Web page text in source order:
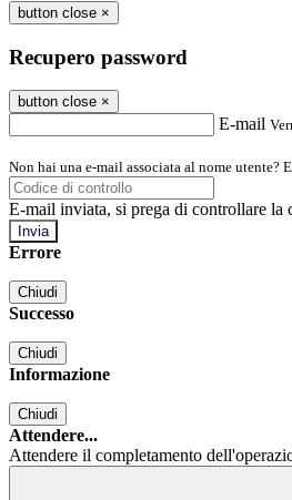
button close ×
Recupero password
button close ×
E-mail
Non hai una e-mail associata al nome utente?
E-mail inviata, si prega di controllare la
Errore
Chiudi
Successo
Chiudi
Informazione
Chiudi
Attendere...
Attendere il completamento